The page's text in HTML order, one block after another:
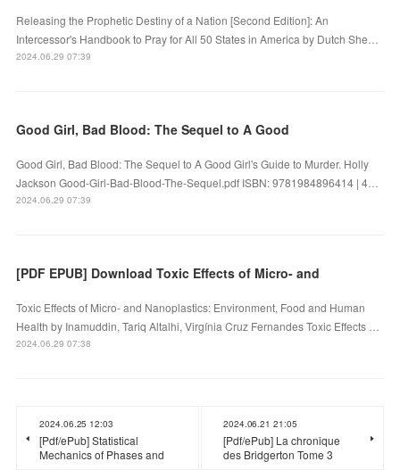
Releasing the Prophetic Destiny of a Nation [Second Edition]: An
Intercessor's Handbook to Pray for All 50 States in America by Dutch She…
2024.06.29 07:39
Good Girl, Bad Blood: The Sequel to A Good
Good Girl, Bad Blood: The Sequel to A Good Girl's Guide to Murder. Holly
Jackson Good-Girl-Bad-Blood-The-Sequel.pdf ISBN: 9781984896414 | 4…
2024.06.29 07:39
[PDF EPUB] Download Toxic Effects of Micro- and
Toxic Effects of Micro- and Nanoplastics: Environment, Food and Human
Health by Inamuddin, Tariq Altalhi, Virgínia Cruz Fernandes Toxic Effects …
2024.06.29 07:38
2024.06.25 12:03
[Pdf/ePub] Statistical
Mechanics of Phases and
2024.06.21 21:05
[Pdf/ePub] La chronique
des Bridgerton Tome 3